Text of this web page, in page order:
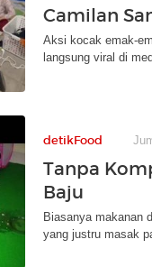
Camilan
Aksi kocak emak-
langsung viral di
detikFood
Tanpa
Baju
Biasanya makanan
yang justru masak